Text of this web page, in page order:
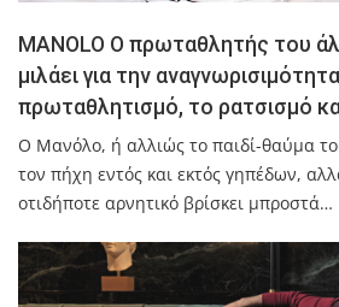
MANOLO Ο πρωταθλητής του
μιλάει για την
πρωταθλητισμό, το ρατσισμό
Ο Μανόλο, ή αλλιώς το παιδί-θαύμα
τον πήχη εντός και εκτός γηπέδων,
οτιδήποτε αρνητικό βρίσκει μπροστά…